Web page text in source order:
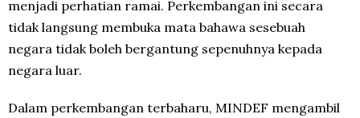
menjadi perhatian ramai. Perkembangan ini secara
tidak langsung membuka mata bahawa sesebuah
negara tidak boleh bergantung sepenuhnya kepada
negara luar.
Dalam perkembangan terbaharu, MINDEF mengambil